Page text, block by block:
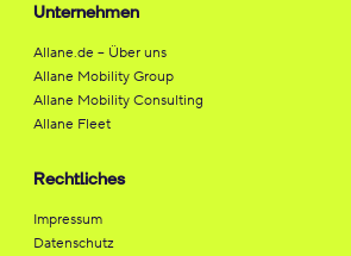
Unternehmen
Allane.de – Über uns
Allane Mobility Group
Allane Mobility Consulting
Allane Fleet
Rechtliches
Impressum
Datenschutz